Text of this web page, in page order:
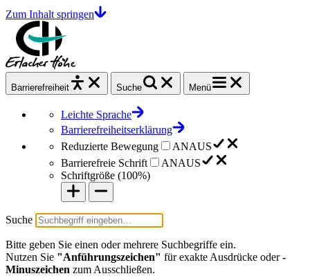
Zum Inhalt springen
Barrierefrei heit Suche Menü
Leichte Sprache
Barrierefreiheitserklärung
Reduzierte Bewegung
ANAUS
Barrierefreie Schrift
ANAUS
Schriftgröße (100%)
Suche
Bitte geben Sie einen oder mehrere Suchbegriffe ein.
Nutzen Sie "Anführungszeichen" für exakte Ausdrücke oder-
Minuszeichen zum Ausschließen.